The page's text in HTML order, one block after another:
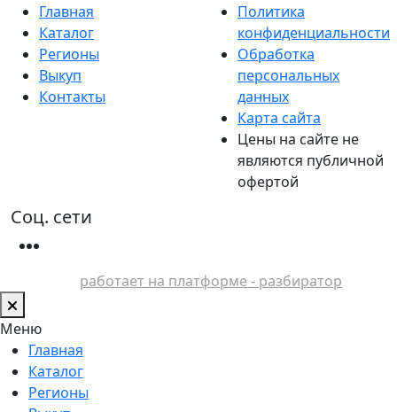
Главная
Каталог
Регионы
Выкуп
Контакты
Политика
конфиденциальности
Обработка
персональных
данных
Карта сайта
Цены на сайте не
являются публичной
офертой
Соц. сети
работает на платформе - разбиратор
Меню
Главная
Каталог
Регионы